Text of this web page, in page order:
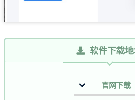
软件下载
官网下载